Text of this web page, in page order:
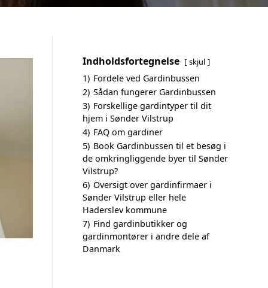
Indholdsfortegnelse skjul
1) Fordele ved Gardinbussen
2) Sådan fungerer Gardinbussen
3) Forskellige gardintyper til dit
hjem i Sønder Vilstrup
4) FAQ om gardiner
5) Book Gardinbussen til et besøg i
de omkringliggende byer til Sønder
Vilstrup?
6) Oversigt over gardinfirmaer i
Sønder Vilstrup eller hele
Haderslev kommune
7) Find gardinbutikker og
gardinmontører i andre dele af
Danmark